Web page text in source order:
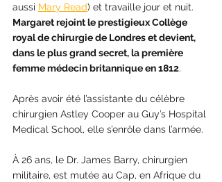
aussi Mary Read) et travaille jour et nuit.
Margaret rejoint le prestigieux Collège
royal de chirurgie de Londres et devient,
dans le plus grand secret, la première
femme médecin britannique en 1812.
Après avoir été l’assistante du célèbre
chirurgien Astley Cooper au Guy’s Hospital
Medical School, elle s’enrôle dans l’armée.
À 26 ans, le Dr. James Barry, chirurgien
militaire, est mutée au Cap, en Afrique du